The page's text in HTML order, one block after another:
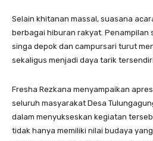
Selain khitanan massal, suasana
berbagai hiburan rakyat. Penampilan
singa depok dan campursari turut
sekaligus menjadi daya tarik
Fresha Rezkana menyampaikan
seluruh masyarakat Desa
dalam menyukseskan kegiatan
tidak hanya memiliki nilai budaya